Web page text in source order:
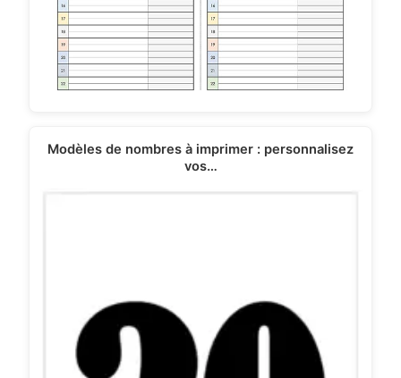
Modèles de nombres à imprimer : personnalisez
vos…